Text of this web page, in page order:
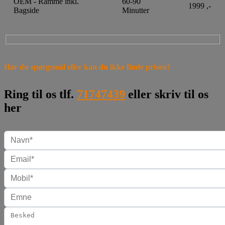
Bagside
Minutter
1999 ,-
Har du spørgsmål eller kan du ikke finde prisen?
Ring til os tlf. 71747439 eller skriv til os
her